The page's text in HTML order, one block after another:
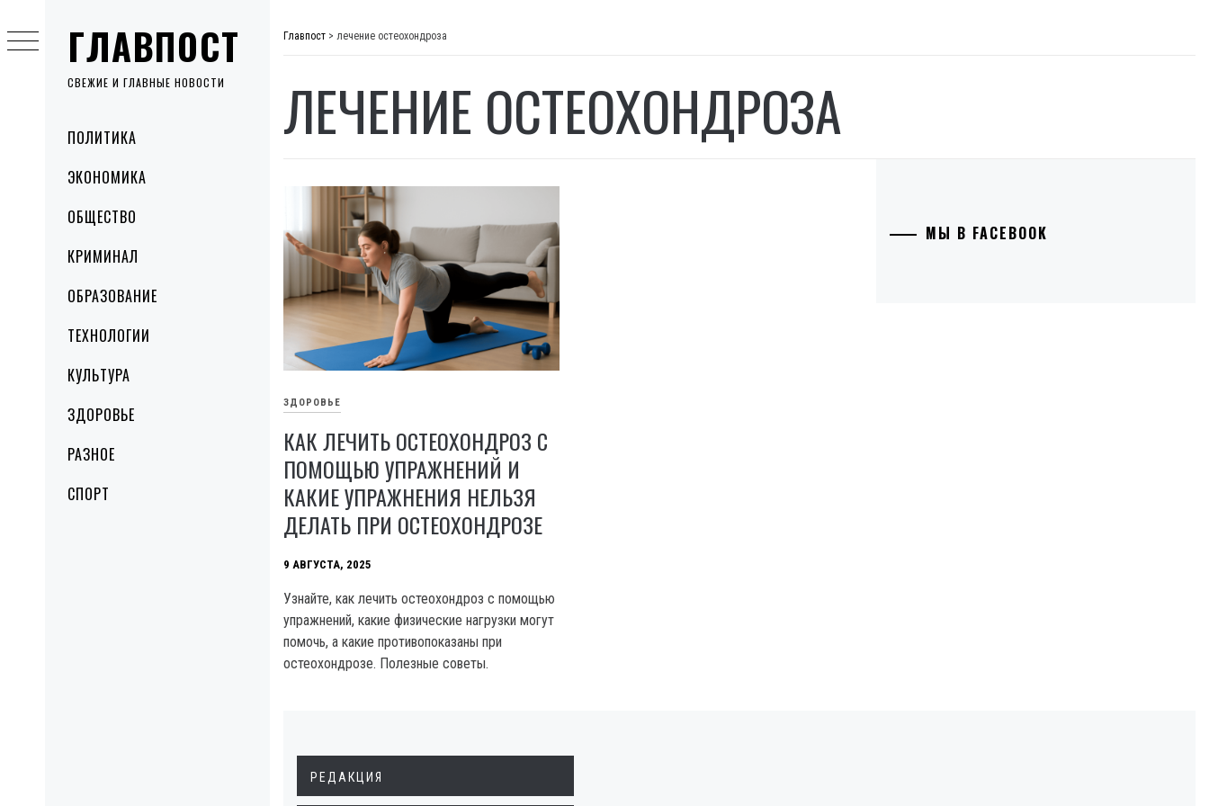
ГЛАВПОСТ
СВЕЖИЕ И ГЛАВНЫЕ НОВОСТИ
MenuПОЛИТИКА
ЭКОНОМИКА
ОБЩЕСТВО
КРИМИНАЛ
ОБРАЗОВАНИЕ
ТЕХНОЛОГИИ
КУЛЬТУРА
ЗДОРОВЬЕ
РАЗНОЕ
СПОРТ
to
content
Главпост > лечение остеохондроза
ЛЕЧЕНИЕ ОСТЕОХОНДРОЗА
ЗДОРОВЬЕ
КАК ЛЕЧИТЬ ОСТЕОХОНДРОЗ С
ПОМОЩЬЮ УПРАЖНЕНИЙ И
КАКИЕ УПРАЖНЕНИЯ НЕЛЬЗЯ
ДЕЛАТЬ ПРИ ОСТЕОХОНДРОЗЕ
9 АВГУСТА, 2025
Узнайте, как лечить остеохондроз с помощью
упражнений, какие физические нагрузки могут
помочь, а какие противопоказаны при
остеохондрозе. Полезные советы.
МЫ В FACEBOOK
РЕДАКЦИЯ